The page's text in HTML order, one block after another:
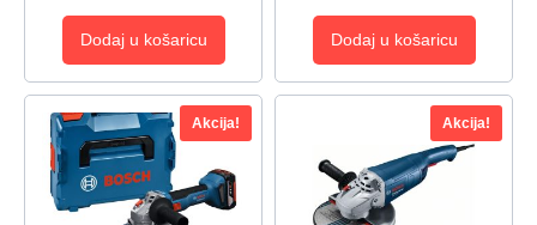
Dodaj u košaricu Dodaj u košaricu
Akcija! Akcija!